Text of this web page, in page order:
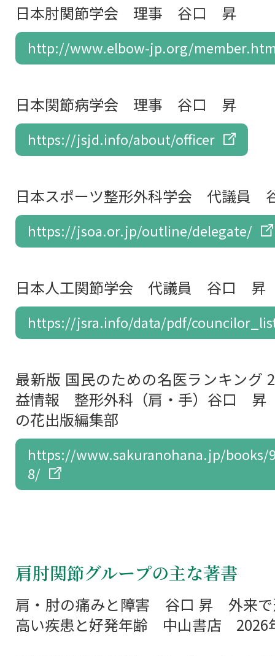
日本肘関節学会 理事 谷口 昇
http://www.elbow-jp.org/
日本関節病学会 理事 谷口 昇
https://jsjd.info/about/officer
日本スポーツ整形外科学会 代議員
https://jsoa.or.jp/outline/delegate/
日本人工関節学会 代議員 谷口 昇
https://jsra.info/data/pdf/
最新版 国民のための名医ランキン
益情報 整形外科（肩・手）谷口
の花出版編集部
https://www.sakuranohana.jp/books/
8/
肩肘関節グループの主な著書
肩・肘の痛みと障害 谷口 昇 外来で
高い疾患と好発年齢 中山書店 2026